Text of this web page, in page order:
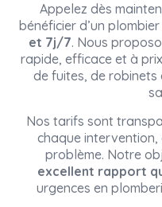
Appelez dès
bénéficier d’un
et 7j/7. Nous
rapide, efficace et à
de fuites, de robinets
Nos tarifs sont
chaque
problème. Notre
excellent rapport
urgences en